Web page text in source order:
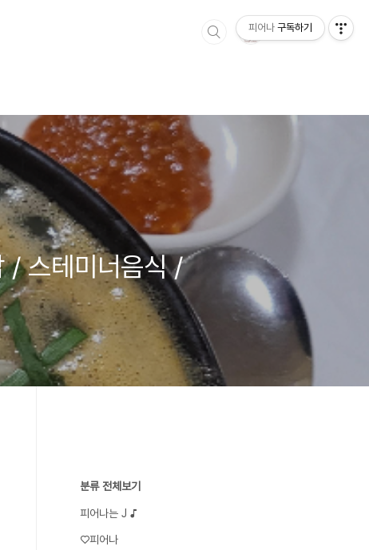
/ 스테미너음식 /
분류 전체보기
피어나는 J ♪
♡피어나
피어나 구독하기